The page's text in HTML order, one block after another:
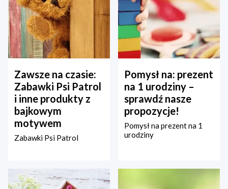
Zawsze na czasie:
Zabawki Psi Patrol
i inne produkty z
bajkowym
motywem
Zabawki Psi Patrol
Pomysł na: prezent
na 1 urodziny –
sprawdź nasze
propozycje!
Pomysł na prezent na 1
urodziny